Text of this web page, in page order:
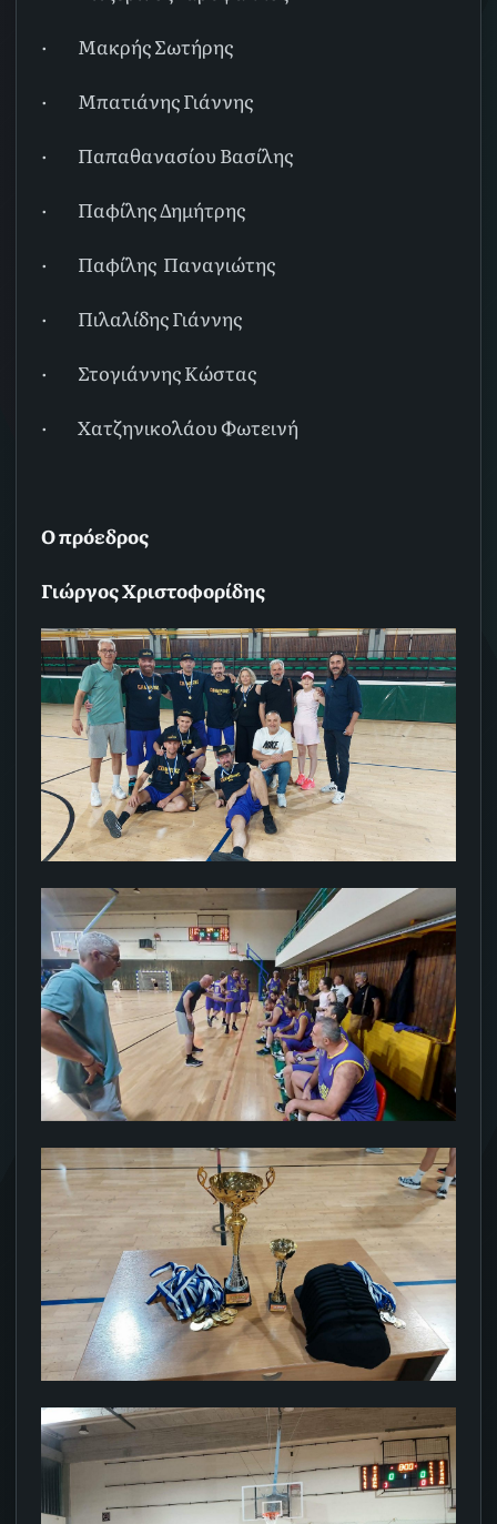
· Μακρής Σωτήρης
· Μπατιάνης Γιάννης
· Παπαθανασίου Βασίλης
· Παφίλης Δημήτρης
· Παφίλης Παναγιώτης
· Πιλαλίδης Γιάννης
· Στογιάννης Κώστας
·Χατζηνικολάου Φωτεινή
Ο πρόεδρος
Γιώργος Χριστοφορίδης